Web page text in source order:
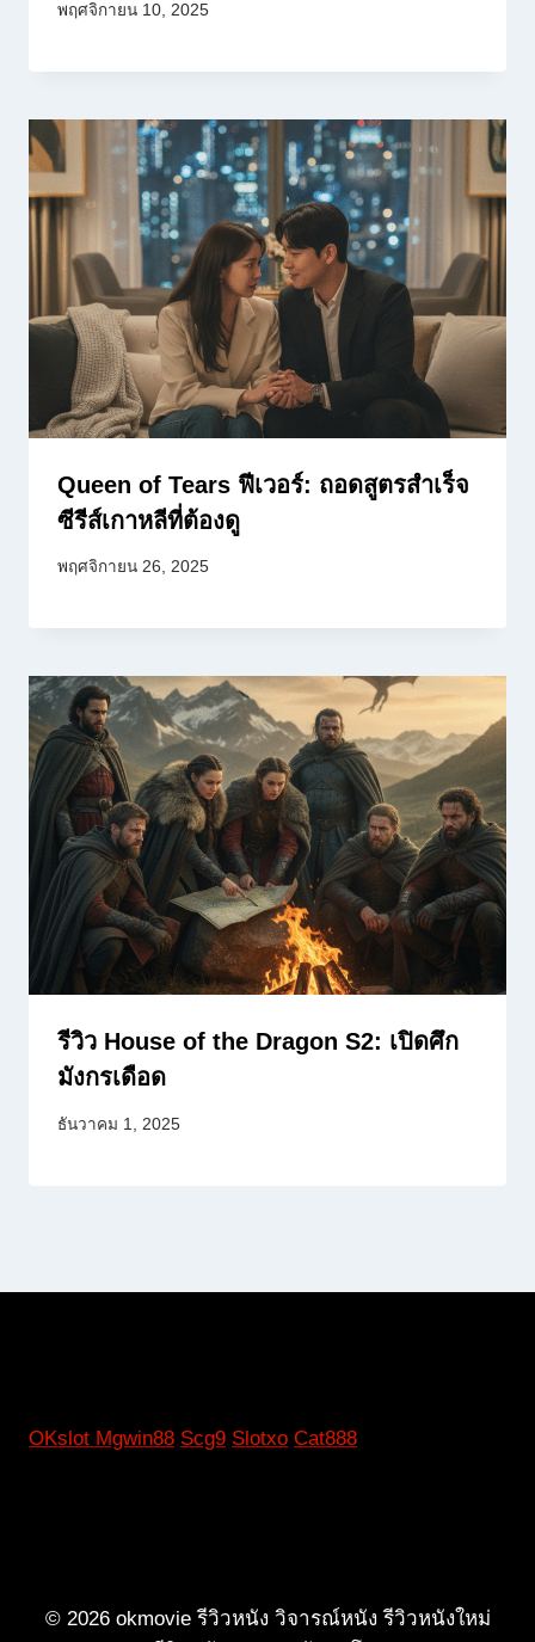
พฤศจิกายน 10, 2025
Queen of Tears ฟีเวอร์: ถอดสูตรสำเร็จ
ซีรีส์เกาหลีที่ต้องดู
พฤศจิกายน 26, 2025
รีวิว House of the Dragon S2: เปิดศึก
มังกรเดือด
ธันวาคม 1, 2025
OKslot Mgwin88 Scg9 Slotxo Cat888
© 2026 okmovie รีวิวหนัง วิจารณ์หนัง รีวิวหนังใหม่